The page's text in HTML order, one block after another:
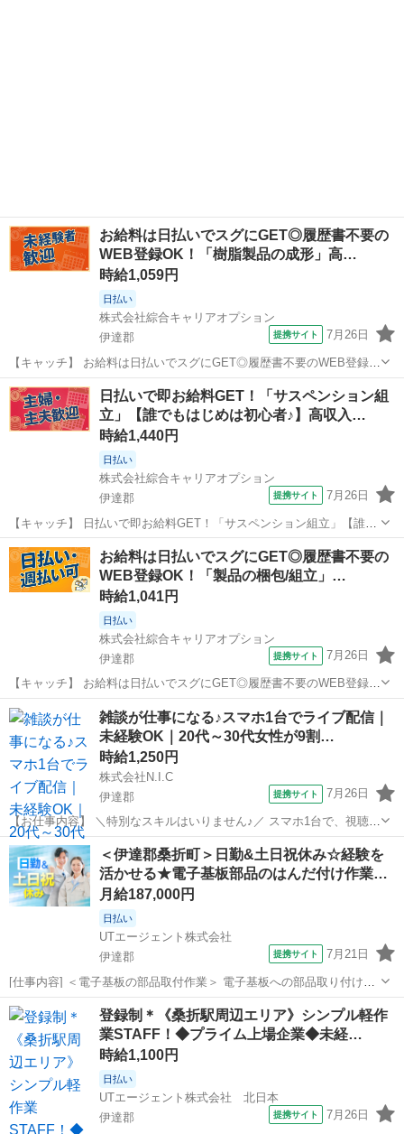
お給料は日払いでスグにGET◎履歴書不要の
WEB登録OK！「樹脂製品の成形」高…
時給1,059円
日払い
株式会社綜合キャリアオプション
伊達郡
提携サイト 7月26日
【キャッチ】 お給料は日払いでスグにGET◎履歴書不要のWEB登録
OK！「樹脂製品の成形」高時給1059円！福島県伊達郡川俣町周辺！20
代～40代のスタッフが多数活躍中★ 【コメント】 製造のお仕事が豊富
★未経験で働いてみ...
福島 伊達郡 仕分け
日払いで即お給料GET！「サスペンション組
立」【誰でもはじめは初心者♪】高収入…
時給1,440円
日払い
株式会社綜合キャリアオプション
伊達郡
提携サイト 7月26日
【キャッチ】 日払いで即お給料GET！「サスペンション組立」【誰で
もはじめは初心者♪】高収入ワーク!残業もあるのでガッツリ稼げます!
高時給1440円！ 【コメント】 製造のお仕事が豊富★未経験で働いて
みたい方も大歓迎！ ...
福島 伊達郡 工場
お給料は日払いでスグにGET◎履歴書不要の
WEB登録OK！「製品の梱包/組立」…
時給1,041円
日払い
株式会社綜合キャリアオプション
伊達郡
提携サイト 7月26日
【キャッチ】 お給料は日払いでスグにGET◎履歴書不要のWEB登録
OK！「製品の梱包/組立」高時給1041円！福島県伊達郡川俣町周辺！
20代～40代のスタッフが多数活躍中★ 【コメント】 製造のお仕事が
豊富★未経験で働いて...
福島 仕分け
雑談が仕事になる♪スマホ1台でライブ配信｜
未経験OK｜20代～30代女性が9割…
時給1,250円
株式会社N.I.C
伊達郡
提携サイト 7月26日
【お仕事内容】 ＼特別なスキルはいりません♪／ スマホ1台で、視聴者
と楽しくお話しするだけ。 在籍ライバーの9割以上が20代～30代の女
性。 同世代が多く、未経験からでも始めやすい環境です。 スマホアプ
リを使ったライブ配...
福島 伊達郡 イベントスタッフ
＜伊達郡桑折町＞日勤&土日祝休み☆経験を
活かせる★電子基板部品のはんだ付け作業…
月給187,000円
日払い
UTエージェント株式会社
伊達郡
提携サイト 7月21日
[仕事内容] ＜電子基板の部品取付作業＞ 電子基板への部品取り付け・
半田付け作業をお任せします！ ☆紹介予定派遣のお仕事♪ 最長6か月の
派遣契約終了後、双方の合意の上、派遣先での直接雇用切り替えを前
提としたお仕事です！ ...
福島 伊達郡 工場
登録制＊《桑折駅周辺エリア》シンプル軽作
業STAFF！◆プライム上場企業◆未経…
時給1,100円
日払い
UTエージェント株式会社 北日本
伊達郡
提携サイト 7月26日